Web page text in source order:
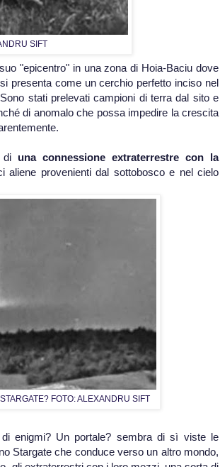
SIFT
"epicentro" in una zona di Hoia-Baciu dove
presenta come un cerchio perfetto inciso nel
stati prelevati campioni di terra dal sito e
di anomalo che possa impedire la crescita
di una connessione extraterrestre con la
aliene provenienti dal sottobosco e nel cielo
FOTO: ALEXANDRU SIFT
enigmi? Un portale? sembra di sì viste le
Stargate che conduce verso un altro mondo,